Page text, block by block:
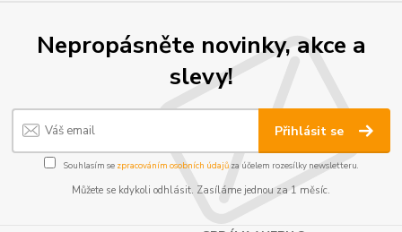
Nepropásněte novinky, akce a
slevy!
Přihlásit se
Souhlasím se zpracováním osobních údajůza účelem rozesílky newsletteru.
Můžete se kdykoli odhlásit. Zasíláme jednou za 1 měsíc.